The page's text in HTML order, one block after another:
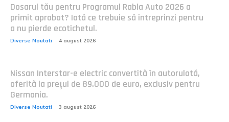
Dosarul tău pentru Programul Rabla Auto 2026 a
primit aprobat? Iată ce trebuie să întreprinzi pentru
a nu pierde ecotichetul.
Diverse Noutati 4 august 2026
Nissan Interstar-e electric convertită în autorulotă,
oferită la prețul de 89.000 de euro, exclusiv pentru
Germania.
Diverse Noutati 3 august 2026